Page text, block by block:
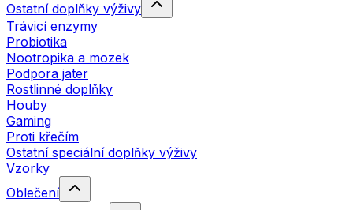
Ostatní doplňky výživy
Trávicí enzymy
Probiotika
Nootropika a mozek
Podpora jater
Rostlinné doplňky
Houby
Gaming
Proti křečím
Ostatní speciální doplňky výživy
Vzorky
Oblečení